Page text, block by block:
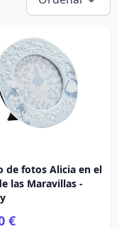
de fotos Alicia en el
las Maravillas -
€